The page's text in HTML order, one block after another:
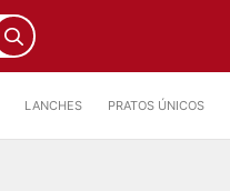
LANCHES PRATOS ÚNICOS